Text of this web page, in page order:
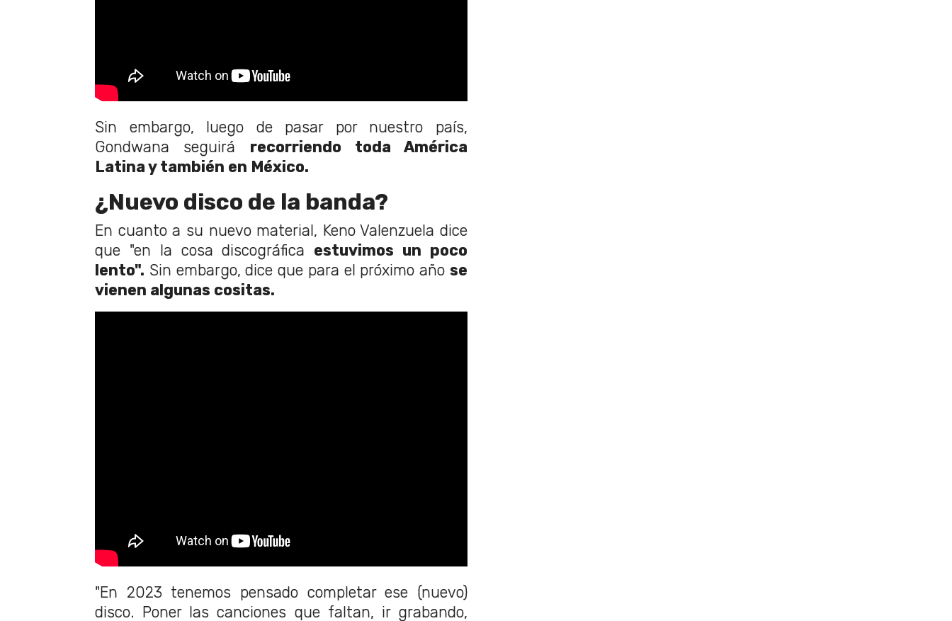
Sin embargo, luego de pasar por nuestro país,
Gondwana seguirá recorriendo toda América
Latina y también en México.
¿Nuevo disco de la banda?
En cuanto a su nuevo material, Keno Valenzuela dice
que "en la cosa discográfica estuvimos un poco
lento". Sin embargo, dice que para el próximo año se
vienen algunas cositas.
"En 2023 tenemos pensado completar ese (nuevo)
disco. Poner las canciones que faltan, ir grabando,